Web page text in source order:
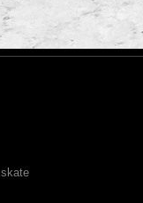
skate